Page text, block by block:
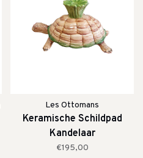
Les Ottomans
Keramische Schildpad
Kandelaar
€195,00